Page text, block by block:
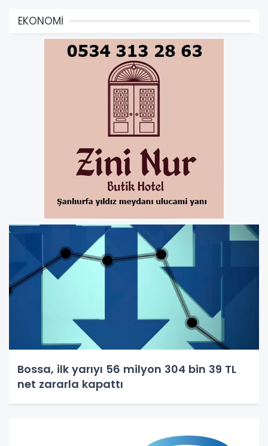
EKONOMİ
Bossa, ilk yarıyı 56 milyon 304 bin 39 TL
net zararla kapattı